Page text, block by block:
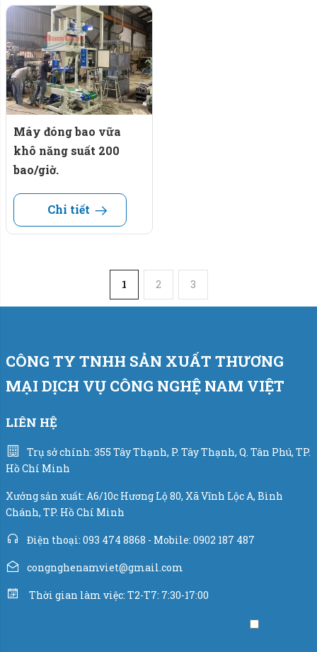
Máy đóng bao vữa
khô năng suất 200
bao/giờ.
Chi tiết
1 2 3
CÔNG TY TNHH SẢN XUẤT THƯƠNG
MẠI DỊCH VỤ CÔNG NGHỆ NAM VIỆT
LIÊN HỆ
Trụ sở chính: 355 Tây Thạnh, P. Tây Thạnh, Q. Tân Phú, TP.
Hồ Chí Minh
Xưởng sản xuất: A6/10c Hương Lộ 80, Xã Vĩnh Lộc A, Bình
Chánh, TP. Hồ Chí Minh
Điện thoại: 093 474 8868 - Mobile: 0902 187 487
congnghenamviet@gmail.com
Thời gian làm việc: T2-T7: 7:30-17:00